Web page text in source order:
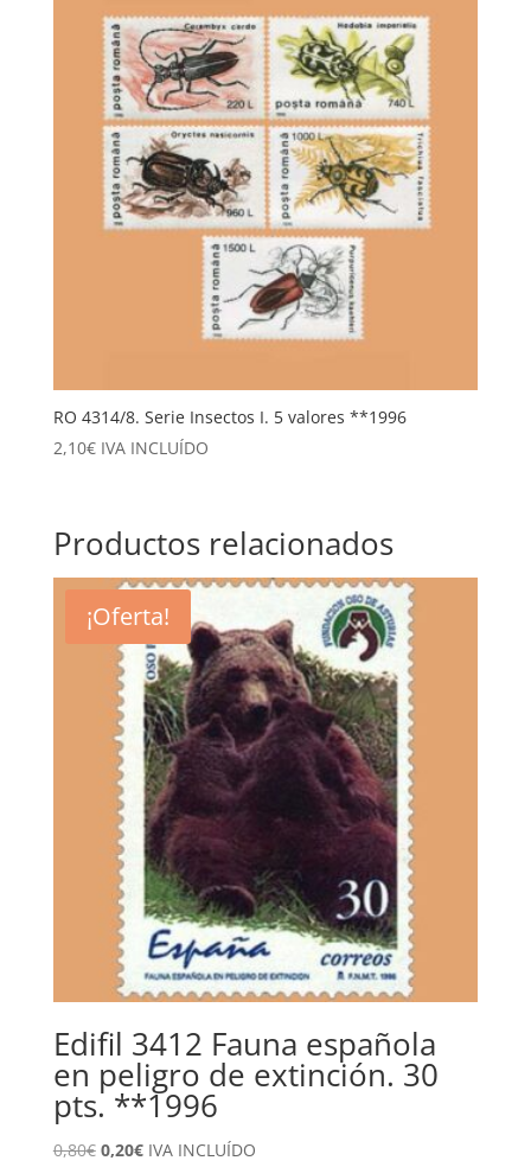
RO 4314/8. Serie Insectos I. 5 valores **1996
2,10€ IVA INCLUÍDO
Productos relacionados
¡Oferta!
Edifil 3412 Fauna española
en peligro de extinción. 30
pts. **1996
0,80€ El
0,20€ElIVA INCLUÍDO